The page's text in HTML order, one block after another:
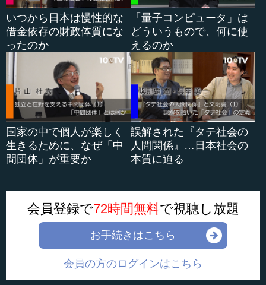
いつから日本は慢性的な
借金依存の財政体質にな
ったのか
「量子コンピュータ」は
どういうもので、何に使
えるのか
国家の中で個人が楽しく
生きるために、なぜ「中
間団体」が重要か
誤解された『タテ社会の
人間関係』…日本社会の
本質に迫る
会員登録で72時間無料で視聴し放題
お手続きはこちら
会員の方のログインはこちら